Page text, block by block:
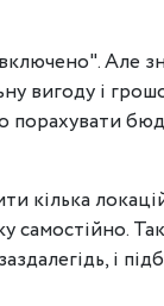
Але
вигоду і
порахувати
кілька
самостійно.
і